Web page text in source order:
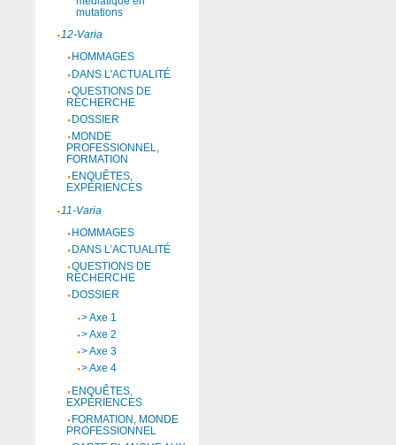
mutations
12-Varia
HOMMAGES
DANS L'ACTUALITÉ
QUESTIONS DE
RECHERCHE
DOSSIER
MONDE
PROFESSIONNEL,
FORMATION
ENQUÊTES,
EXPÉRIENCES
11-Varia
HOMMAGES
DANS L’ACTUALITÉ
QUESTIONS DE
RECHERCHE
DOSSIER
> Axe 1
> Axe 2
> Axe 3
> Axe 4
ENQUÊTES,
EXPÉRIENCES
FORMATION, MONDE
PROFESSIONNEL